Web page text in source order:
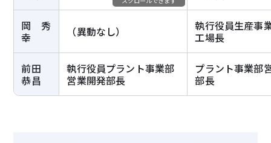
岡 秀
幸
（異動なし）
執行役員生産事
工場長
前田
恭昌
執行役員プラント事業部
営業開発部長
プラント事業部
部長